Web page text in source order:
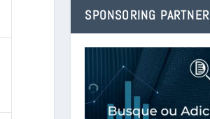
SPONSORING PARTNER